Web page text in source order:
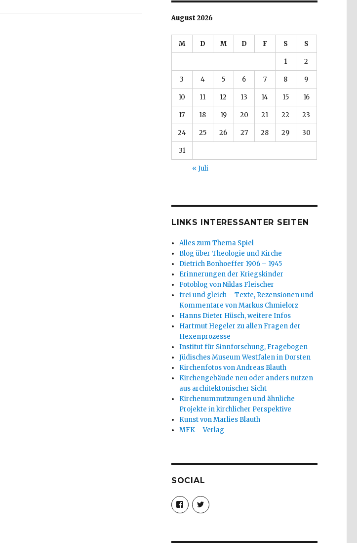
August 2026
M D M D F S S
1 2
3 4 5 6 7 8 9
10 11 12 13 14 15 16
17 18 19 20 21 22 23
24 25 26 27 28 29 30
31
« Juli
LINKS INTERESSANTER SEITEN
Alles zum Thema Spiel
Blog über Theologie und Kirche
Dietrich Bonhoeffer 1906 – 1945
Erinnerungen der Kriegskinder
Fotoblog von Niklas Fleischer
frei und gleich – Texte, Rezensionen und
Kommentare von Markus Chmielorz
Hanns Dieter Hüsch, weitere Infos
Hartmut Hegeler zu allen Fragen der
Hexenprozesse
Institut für Sinnforschung, Fragebogen
Jüdisches Museum Westfalen in Dorsten
Kirchenfotos von Andreas Blauth
Kirchengebäude neu oder anders nutzen
aus architektonischer Sicht
Kirchenumnutzungen und ähnliche
Projekte in kirchlicher Perspektive
Kunst von Marlies Blauth
MFK – Verlag
SOCIAL
Profil
von
christoph.fleischer1
anzeigen
Profil
von
anzeigen